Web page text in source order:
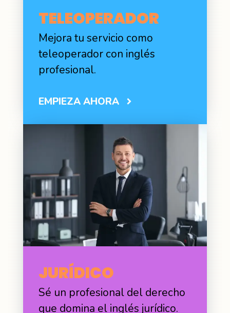
TELEOPERADOR
Mejora tu servicio como
teleoperador con inglés
profesional.
EMPIEZA AHORA
JURÍDICO
Sé un profesional del derecho
que domina el inglés jurídico.